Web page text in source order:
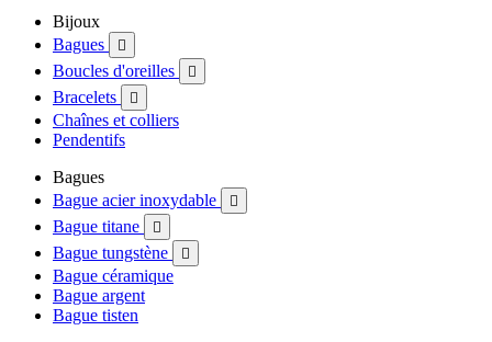
Bijoux
Bagues

Boucles d'oreilles 
Bracelets 
Chaînes et colliers
Pendentifs
Bagues
Bague acier inoxydable

Bague titane 
Bague tungstène 
Bague céramique
Bague argent
Bague tisten